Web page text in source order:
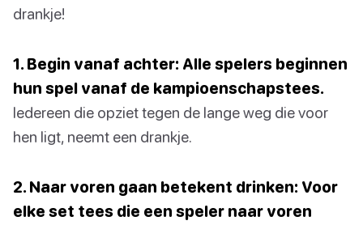
drankje!
1. Begin vanaf achter: Alle spelers beginnen
hun spel vanaf de kampioenschapstees.
Iedereen die opziet tegen de lange weg die voor
hen ligt, neemt een drankje.
2. Naar voren gaan betekent drinken: Voor
elke set tees die een speler naar voren